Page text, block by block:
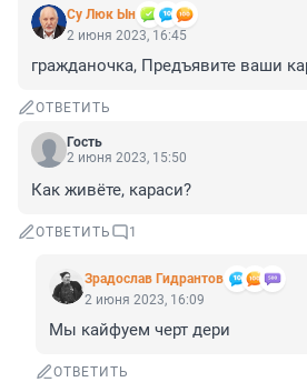
Су Люк Ын
2 июня 2023, 16:45
гражданочка, Предъявите ваши
ОТВЕТИТЬ
Гость
2 июня 2023, 15:50
Как живёте, караси?
ОТВЕТИТЬ 1
Зрадослав Гидрантов
2 июня 2023, 16:09
Мы кайфуем черт дери
ОТВЕТИТЬ